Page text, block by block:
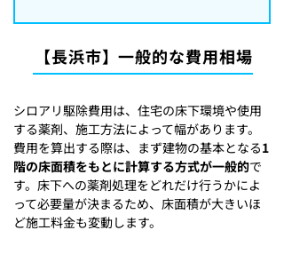
【長浜市】一般的な費用相場
シロアリ駆除費用は、住宅の床下環境や使用
する薬剤、施工方法によって幅があります。
費用を算出する際は、まず建物の基本となる1
階の床面積をもとに計算する方式が一般的で
す。床下への薬剤処理をどれだけ行うかによ
って必要量が決まるため、床面積が大きいほ
ど施工料金も変動します。